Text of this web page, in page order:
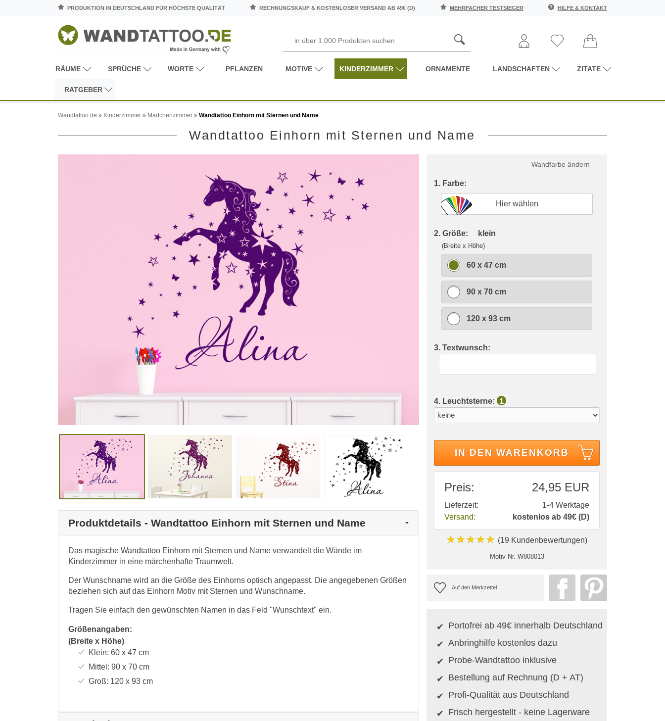
PRODUKTION IN DEUTSCHLAND FÜR HÖCHSTE QUALITÄT RECHNUNGSKAUF & KOSTENLOSER VERSAND AB 49€ (D) MEHRFACHER TESTSIEGER HILFE & KONTAKT
RÄUME SPRÜCHE WORTE PFLANZEN MOTIVE KINDERZIMMER ORNAMENTE LANDSCHAFTEN ZITATE
RATGEBER
Wandtattoo.de » Kinderzimmer » Mädchenzimmer » Wandtattoo Einhorn mit Sternen und Name
Wandtattoo Einhorn mit Sternen und Name
Produktdetails - Wandtattoo Einhorn mit Sternen und Name
Das magische Wandtattoo Einhorn mit Sternen und Name verwandelt die Wände im
Kinderzimmer in eine märchenhafte Traumwelt.
Der Wunschname wird an die Größe des Einhorns optisch angepasst. Die angegebenen Größen
beziehen sich auf das Einhorn Motiv mit Sternen und Wunschname.
Tragen Sie einfach den gewünschten Namen in das Feld "Wunschtext" ein.
Größenangaben:
(Breite x Höhe)
Klein: 60 x 47 cm
Mittel: 90 x 70cm
Groß: 120 x 93cm
Wandfarbe ändern
1. Farbe:
Hier wählen
2. Größe: klein
(Breite x Höhe)
60 x 47 cm
90 x 70 cm
120 x 93 cm
3. Textwunsch:
4. Leuchtsterne: i
IN DEN WARENKORB
Preis: 24,95 EUR
Lieferzeit:
1-4 Werktage
Versand:
kostenlos ab 49€ (D)
★★★★★ (19 Kundenbewertungen)
Motiv Nr. W808013
Portofrei ab 49€ innerhalb Deutschland
Anbringhilfe kostenlos dazu
Probe-Wandtattoo inklusive
Bestellung auf Rechnung (D + AT)
Profi-Qualität aus Deutschland
Frisch hergestellt - keine Lagerware